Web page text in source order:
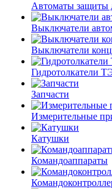
Автоматы защиты
Выключатели
Выключатели
Гидротолкатели
Запчасти
Измерительные
Катушки
Командоаппараты